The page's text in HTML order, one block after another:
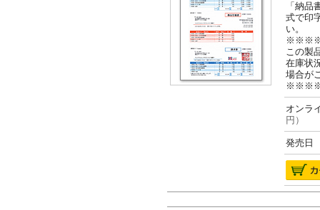
「納
式で印
い。
この製
在庫状
場合が
オン
円）
発売日